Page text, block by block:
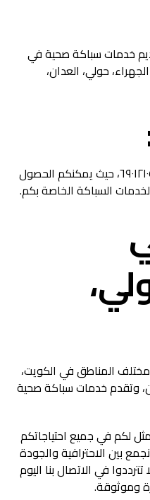
خدمات سباكة صحية في
حولي، العدان،
يمكنكم التواصل معنا عبر الرقم: ٦٩٠١٢١٠٥، حيث يمكنكم الحصول
السباكة الخاصة بكم.
المناطق في الكويت،
وتقدم خدمات سباكة صحية
لكم في جميع احتياجاتكم
بين الاحترافية والجودة
في الاتصال بنا اليوم
وموثوقة.